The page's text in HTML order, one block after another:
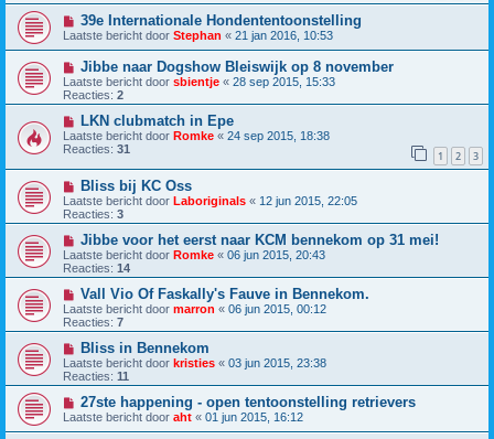
39e Internationale Hondententoonstelling
Laatste bericht door Stephan « 21 jan 2016, 10:53
Jibbe naar Dogshow Bleiswijk op 8 november
Laatste bericht door sbientje « 28 sep 2015, 15:33
Reacties: 2
LKN clubmatch in Epe
Laatste bericht door Romke « 24 sep 2015, 18:38
Reacties: 31 1 2 3
Bliss bij KC Oss
Laatste bericht door Laboriginals « 12 jun 2015, 22:05
Reacties: 3
Jibbe voor het eerst naar KCM bennekom op 31 mei!
Laatste bericht door Romke « 06 jun 2015, 20:43
Reacties: 14
Vall Vio Of Faskally's Fauve in Bennekom.
Laatste bericht door marron « 06 jun 2015, 00:12
Reacties: 7
Bliss in Bennekom
Laatste bericht door kristies « 03 jun 2015, 23:38
Reacties: 11
27ste happening - open tentoonstelling retrievers
Laatste bericht door aht « 01 jun 2015, 16:12